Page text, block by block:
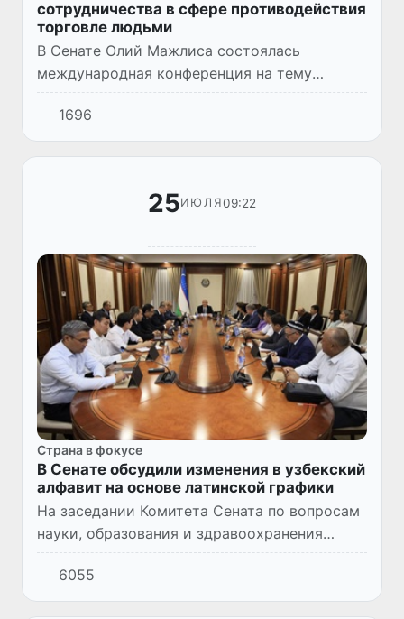
сотрудничества в сфере противодействия
торговле людьми
В Сенате Олий Мажлиса состоялась
международная конференция на тему
«Противодействие торговле людьми в
меняющемся мире: профилактика, защита и
сотрудничество», посвященная 30 июля -...
1696
25ИЮЛЯ09:22
Страна в фокусе
В Сенате обсудили изменения в узбекский
алфавит на основе латинской графики
На заседании Комитета Сената по вопросам
науки, образования и здравоохранения
предварительно обсужден Закон «О
внесении изменения в Закон Республики
Узбекистан «О введении узбекско...
6055